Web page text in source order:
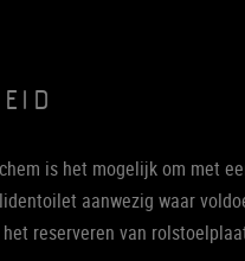
is het mogelijk om met
aanwezig waar
reserveren van